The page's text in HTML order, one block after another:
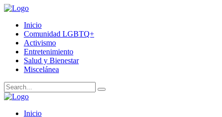
Inicio
Comunidad LGBTQ+
Activismo
Entretenimiento
Salud y Bienestar
Miscelánea
Inicio